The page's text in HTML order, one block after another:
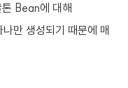
Bean에 대해
만 생성되기 때문에 매